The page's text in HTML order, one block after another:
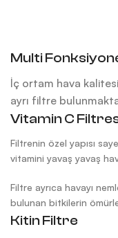
Multi
İç ortam hava
ayrı filtre
Vitamin C
Filtrenin özel yapısı
vitamini yavaş yavaş
Filtre ayrıca havayı
bulunan bitkilerin
Kitin Filtre